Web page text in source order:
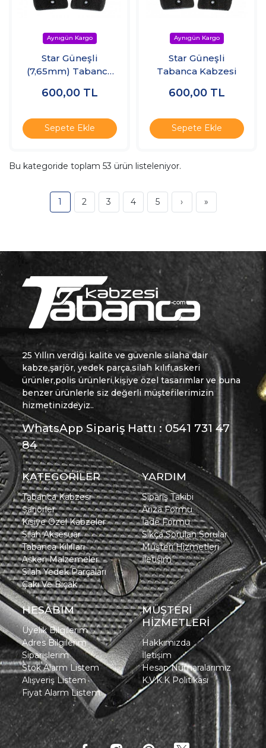
Star Güneşli
(7,65mm) Tabanca
600,00 TL
Sepete Ekle
Star Güneşli
Tabanca Kabzesi
600,00 TL
Sepete Ekle
Bu kategoride toplam 53 ürün listeleniyor.
1 2 3 4 5 › »
25 Yıllın verdiği kalite ve güvenle silaha dair
kabze,şarjör, yedek parça,silah kılıfı,askeri
ürünler,polis ürünleri,kişiye özel tasarımlar ve buna
benzer ürünlerle siz değerli müşterilerimizin
hizmetinizdeyiz..
WhatsApp Sipariş Hattı : 0541 731 47
84
KATEGORİLER
Tabanca Kabzesi
Şarjörler
Kişiye Özel Kabzeler
Silah Aksesuar
Tabanca Kılıfları
Askeri Malzemeler
Silah Yedek Parçaları
Çakı Ve Bıçak
YARDIM
Sipariş Takibi
Arıza Formu
İade Formu
Sıkça Sorulan Sorular
Müşteri Hizmetleri
İletişim
HESABIM
Üyelik Bilgilerim
Adres Bilgilerim
Siparişlerim
Stok Alarm Listem
Alışveriş Listem
Fiyat Alarm Listem
MÜŞTERİ
HİZMETLERİ
Hakkımızda
İletişim
Hesap Numaralarımız
K.V.K.K Politikası